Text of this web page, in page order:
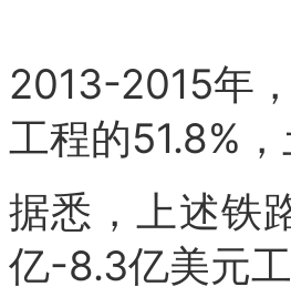
2013-2015年
工程的51.8%
据悉，上述铁
亿-8.3亿美元工